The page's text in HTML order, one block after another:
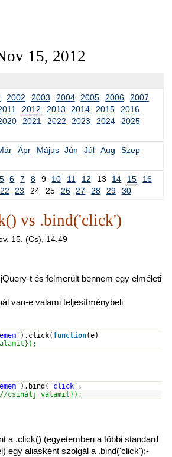
15, 2012
2002 2003 2004 2005 2006
2007
2012 2013 2014 2015
2016
2021 2022 2023 2024
2025
Ápr Május Jún Júl Aug
Szep
5 6 7 8 9 10 11 12 13 14 15
16
22 23 24 25 26 27 28 29 30
vs .bind('click')
15. (Cs), 14.49
t és felmerült bennem egy elméleti
van-e valami teljesítménybeli
).click( function(e)
).bind( 'click' ,
//csinálj valamit});
a .click() (egyetemben a többi standard
egy aliasként szolgál a .bind('click');-